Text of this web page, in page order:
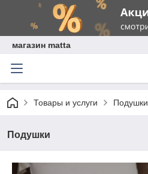
магазин matta
Товары и услуги Подушки
Подушки